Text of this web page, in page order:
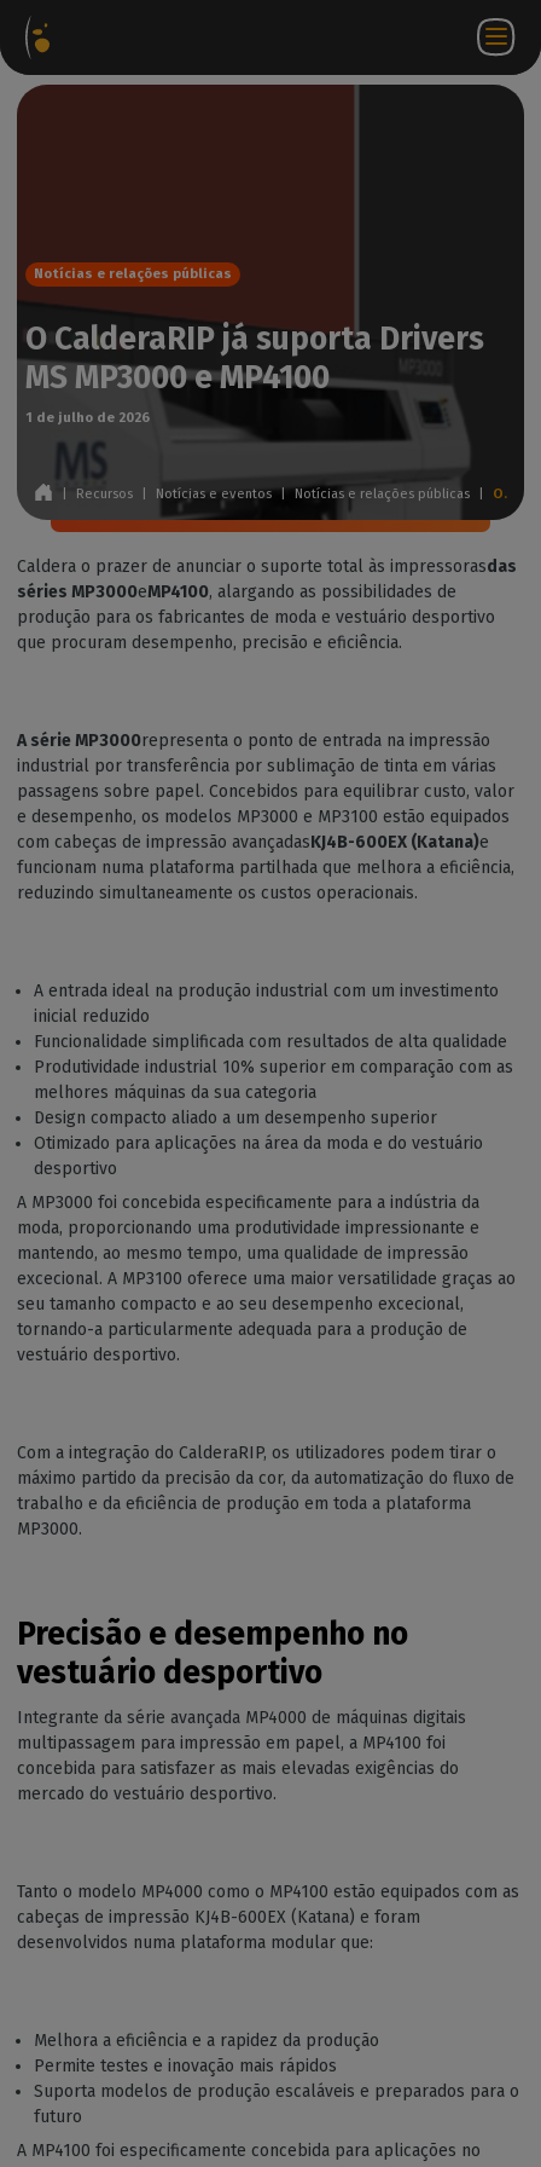
PT
Notícias e relações públicas
O CalderaRIP já suporta Drivers
MS MP3000 e MP4100
1 de julho de 2026
Recursos Notícias e eventos | Notícias e relações públicas O CalderaRIP já suporta Drivers MS MP3000 e MP4100
Caldera o prazer de anunciar o suporte total às impressorasdas
séries MP3000eMP4100, alargando as possibilidades de
produção para os fabricantes de moda e vestuário desportivo
que procuram desempenho, precisão e eficiência.
A série MP3000representa o ponto de entrada na impressão
industrial por transferência por sublimação de tinta em várias
passagens sobre papel. Concebidos para equilibrar custo, valor
e desempenho, os modelos MP3000 e MP3100 estão equipados
com cabeças de impressão avançadasKJ4B-600EX (Katana)e
funcionam numa plataforma partilhada que melhora a eficiência,
reduzindo simultaneamente os custos operacionais.
A entrada ideal na produção industrial com um investimento
inicial reduzido
Funcionalidade simplificada com resultados de alta qualidade
Produtividade industrial 10% superior em comparação com as
melhores máquinas da sua categoria
Design compacto aliado a um desempenho superior
Otimizado para aplicações na área da moda e do vestuário
desportivo
A MP3000 foi concebida especificamente para a indústria da
moda, proporcionando uma produtividade impressionante e
mantendo, ao mesmo tempo, uma qualidade de impressão
excecional. A MP3100 oferece uma maior versatilidade graças ao
seu tamanho compacto e ao seu desempenho excecional,
tornando-a particularmente adequada para a produção de
vestuário desportivo.
Com a integração do CalderaRIP, os utilizadores podem tirar o
máximo partido da precisão da cor, da automatização do fluxo de
trabalho e da eficiência de produção em toda a plataforma
MP3000.
Precisão e desempenho no
vestuário desportivo
Integrante da série avançada MP4000 de máquinas digitais
multipassagem para impressão em papel, a MP4100 foi
concebida para satisfazer as mais elevadas exigências do
mercado do vestuário desportivo.
Tanto o modelo MP4000 como o MP4100 estão equipados com as
cabeças de impressão KJ4B-600EX (Katana) e foram
desenvolvidos numa plataforma modular que:
Melhora a eficiência e a rapidez da produção
Permite testes e inovação mais rápidos
Suporta modelos de produção escaláveis e preparados para o
futuro
A MP4100 foi especificamente concebida para aplicações no